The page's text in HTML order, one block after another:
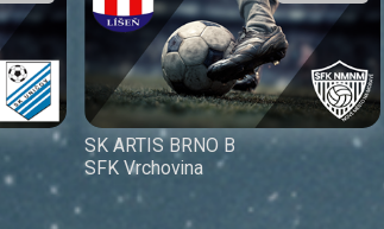
SK ARTIS BRNO B
SFK Vrchovina